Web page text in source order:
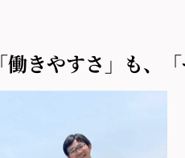
「働きやすさ」も、